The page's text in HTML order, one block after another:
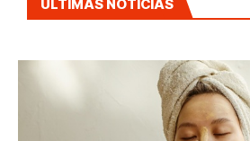
ÚLTIMAS NOTICIAS